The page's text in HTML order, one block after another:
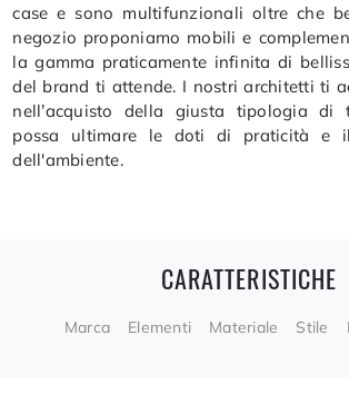
case e sono multifunzionali oltre che
negozio proponiamo mobili e
la gamma praticamente infinita di
del brand ti attende. I nostri architetti ti
nell’acquisto della giusta tipologia di
possa ultimare le doti di praticità e
dell'ambiente.
CARATTERISTICHE
Marca Elementi Materiale Stile